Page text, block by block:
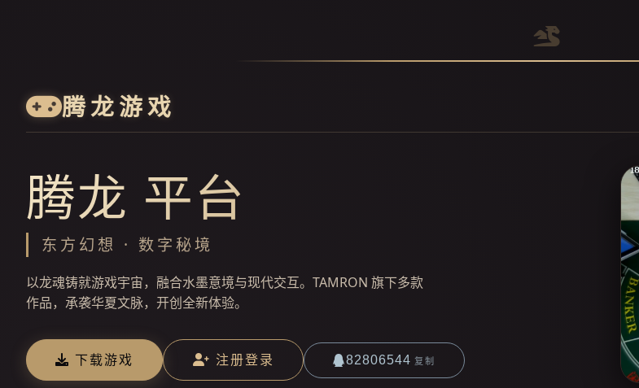
腾龙游戏
腾龙 平台
东方幻想 · 数字秘境
以龙魂铸就游戏宇宙，融合水墨意境与现代交互。TAMRON 旗下多款
作品，承袭华夏文脉，开创全新体验。
下载游戏 注册登录 82806544 复制